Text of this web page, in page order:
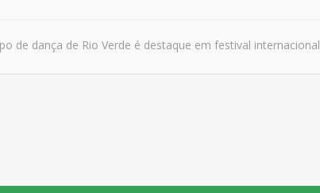
de dança de Rio Verde é destaque em festival internacional